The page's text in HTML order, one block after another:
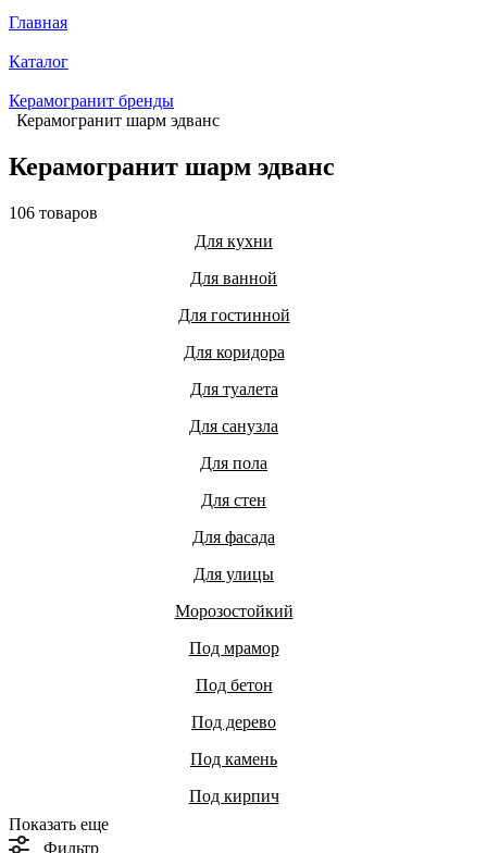
Главная
Каталог
Керамогранит бренды
Керамогранит шарм эдванс
Керамогранит шарм эдванс
106 товаров
Для кухни
Для ванной
Для гостинной
Для коридора
Для туалета
Для санузла
Для пола
Для стен
Для фасада
Для улицы
Морозостойкий
Под мрамор
Под бетон
Под дерево
Под камень
Под кирпич
Показать еще
Фильтр